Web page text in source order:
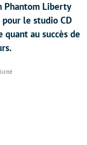
Phantom Liberty
le studio CD
au succès de